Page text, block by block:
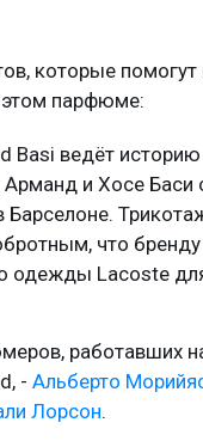
которые помогут
этом парфюме:
Basi ведёт
Арманд и Хосе Баси
Барселоне.
что бренду
одежды Lacoste
работавших
- Альберто
Лорсон.